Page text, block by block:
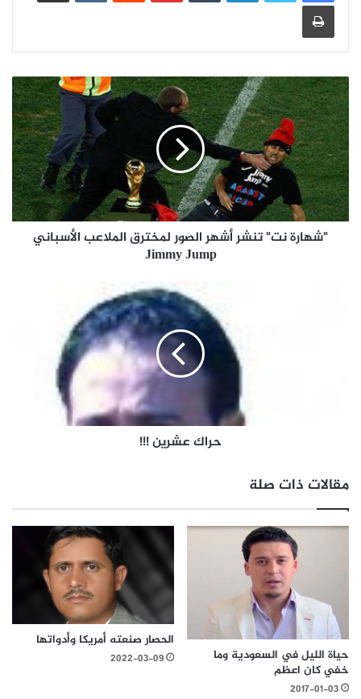
طباعة
"شهارة نت" تنشر أشهر الصور لمخترق الملاعب الأسباني
Jimmy Jump
حراك عشرين !!!
مقالات ذات صلة
حياة الليل في السعودية وما
خفي كان اعظم
2017-01-03
الحصار صنعته أمريكا وأدواتها
2022-03-09